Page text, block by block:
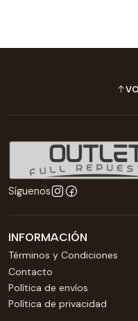
Síguenos
INFORMACIÓN
Términos y Condiciones
Contacto
Política de envíos
Política de privacidad